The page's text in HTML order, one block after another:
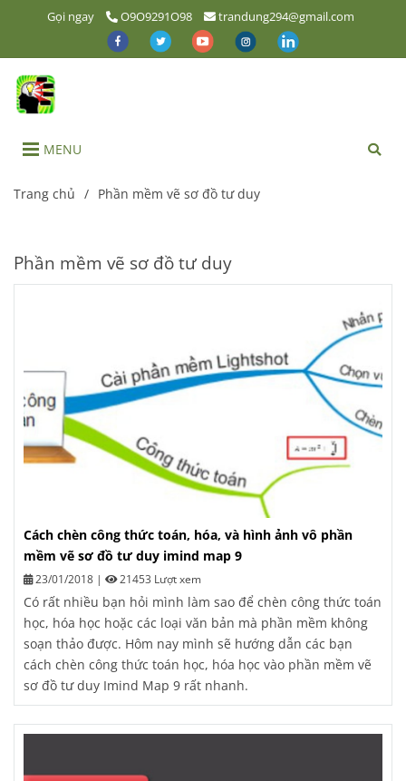
Gọi ngay O9O9291O98 trandung294@gmail.com
MENU
Trang chủ / Phần mềm vẽ sơ đồ tư duy
Phần mềm vẽ sơ đồ tư duy
Cách chèn công thức toán, hóa, và hình ảnh vô phần
mềm vẽ sơ đồ tư duy imind map 9
23/01/2018 | 21453 Lượt xem
Có rất nhiều bạn hỏi mình làm sao để chèn công thức toán
học, hóa học hoặc các loại văn bản mà phần mềm không
soạn thảo được. Hôm nay mình sẽ hướng dẫn các bạn
cách chèn công thức toán học, hóa học vào phần mềm vẽ
sơ đồ tư duy Imind Map 9 rất nhanh.